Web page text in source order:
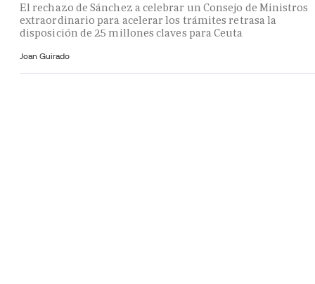
El rechazo de Sánchez a celebrar un Consejo de Ministros
extraordinario para acelerar los trámites retrasa la
disposición de 25 millones claves para Ceuta
Joan Guirado